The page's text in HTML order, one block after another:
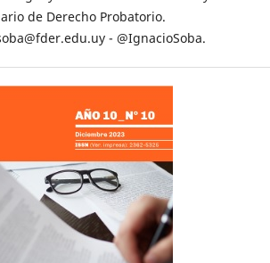
de Derecho Probatorio.
- @IgnacioSoba.